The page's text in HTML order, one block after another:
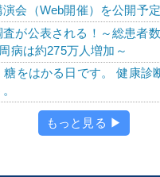
演会（Web開催）を公開予定
が公表される！～総患者
病は約275万人増加～
糖をはかる日です。 健康
もっと見る ▶